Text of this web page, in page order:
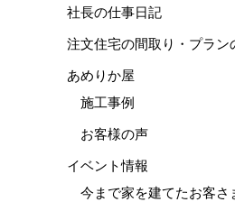
社長の仕事日記
注文住宅の間取り・プラン
あめりか屋
施工事例
お客様の声
イベント情報
今まで家を建てたお客さ